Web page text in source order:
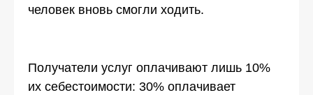
человек вновь смогли ходить.
Получатели услуг оплачивают лишь 10%
их себестоимости: 30% оплачивает